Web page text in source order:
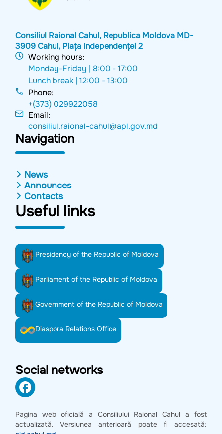
Consiliul Raional Cahul, Republica Moldova MD-
3909 Cahul, Piața Independenței 2
Working hours:
Monday-Friday | 8:00 - 17:00
Lunch break |12:00 - 13:00
Phone:
+(373) 029922058
Email:
consiliul.raional-cahul@apl.gov.md
Navigation
News
Announces
Contacts
Useful links
Presidency of the Republic of Moldova
Parliament of the Republic of Moldova
Government of the Republic of Moldova
Diaspora Relations Office
Social networks
Pagina web oficială a Consiliului Raional Cahul a fost
actualizată. Versiunea anterioară poate fi accesată: